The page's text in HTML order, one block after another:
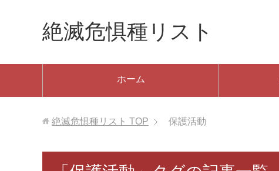
絶滅危惧種リスト
ホーム
絶滅危惧種リスト TOP 保護活動